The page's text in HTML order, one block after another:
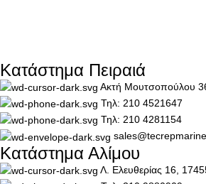
Κατάστημα Πειραιά
Ακτή Μουτσοπούλου
Τηλ: 210 4521647
Τηλ: 210 4281154
Κατάστημα Αλίμου
Λ. Ελευθερίας 16,